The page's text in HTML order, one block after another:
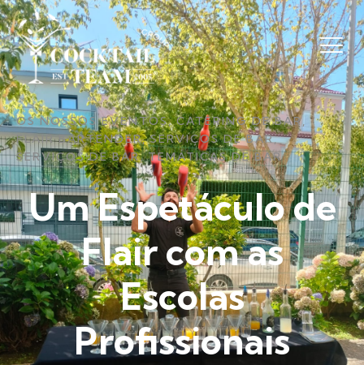
OS NOSSOS EVENTOS,CATERING DE BAR,
FLAIR BARTENDER​,SERVIÇOS DE BAR,
SERVIÇOS DE BAR,TEMÁTICAS DE BAR
Um Espetáculo de
Flair com as
Escolas
Profissionais